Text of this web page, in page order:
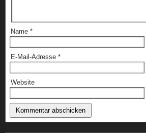
Name *
E-Mail-Adresse *
Website